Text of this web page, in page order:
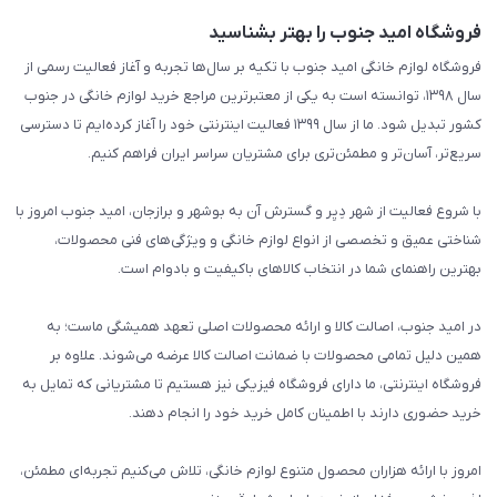
فروشگاه امید جنوب را بهتر بشناسید
فروشگاه لوازم خانگی امید جنوب با تکیه بر سال‌ها تجربه و آغاز فعالیت رسمی از
سال ۱۳۹۸، توانسته است به یکی از معتبرترین مراجع خرید لوازم خانگی در جنوب
کشور تبدیل شود. ما از سال ۱۳۹۹ فعالیت اینترنتی خود را آغاز کرده‌ایم تا دسترسی
سریع‌تر، آسان‌تر و مطمئن‌تری برای مشتریان سراسر ایران فراهم کنیم.
با شروع فعالیت از شهر دِیِر و گسترش آن به بوشهر و برازجان، امید جنوب امروز با
شناختی عمیق و تخصصی از انواع لوازم خانگی و ویژگی‌های فنی محصولات،
بهترین راهنمای شما در انتخاب کالاهای باکیفیت و بادوام است.
در امید جنوب، اصالت کالا و ارائه محصولات اصلی تعهد همیشگی ماست؛ به
همین دلیل تمامی محصولات با ضمانت اصالت کالا عرضه می‌شوند. علاوه بر
فروشگاه اینترنتی، ما دارای فروشگاه فیزیکی نیز هستیم تا مشتریانی که تمایل به
خرید حضوری دارند با اطمینان کامل خرید خود را انجام دهند.
امروز با ارائه هزاران محصول متنوع لوازم خانگی، تلاش می‌کنیم تجربه‌ای مطمئن،